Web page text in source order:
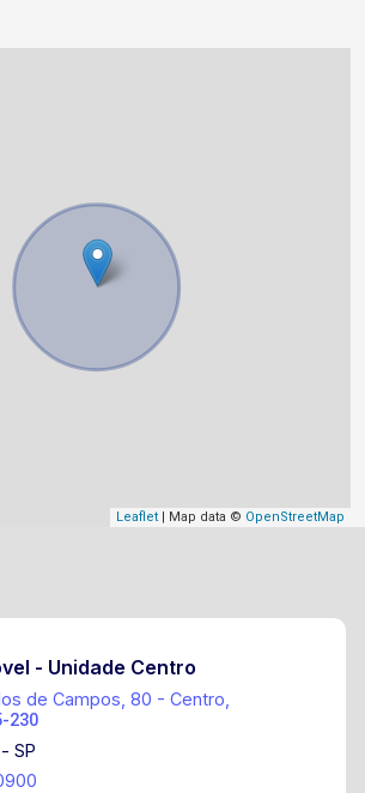
Leaflet | Map data © OpenStreetMap
- Unidade Centro
de Campos, 80 - Centro,
230
SP